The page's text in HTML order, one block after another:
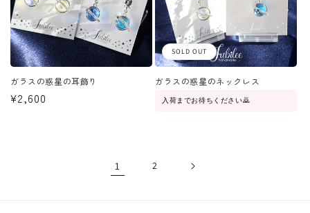
ガラスの惑星の耳飾り
通
¥2,600
SOLD OUT
ガラスの惑星のネックレス
入荷までお待ちください🙇
1 2